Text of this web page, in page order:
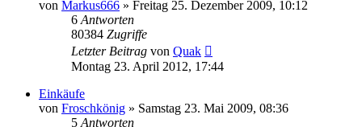
von Markus666 » Freitag 25. Dezember 2009, 10:12
6 Antworten
80384 Zugriffe
Letzter Beitrag von Quak
Montag 23. April 2012, 17:44
Einkäufe
von Froschkönig » Samstag 23. Mai 2009, 08:36
5 Antworten